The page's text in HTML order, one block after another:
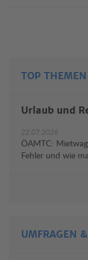
TOP THEMEN
Urlaub und
22.07.2026
ÖAMTC:
Fehler und wie
UMFRAGEN